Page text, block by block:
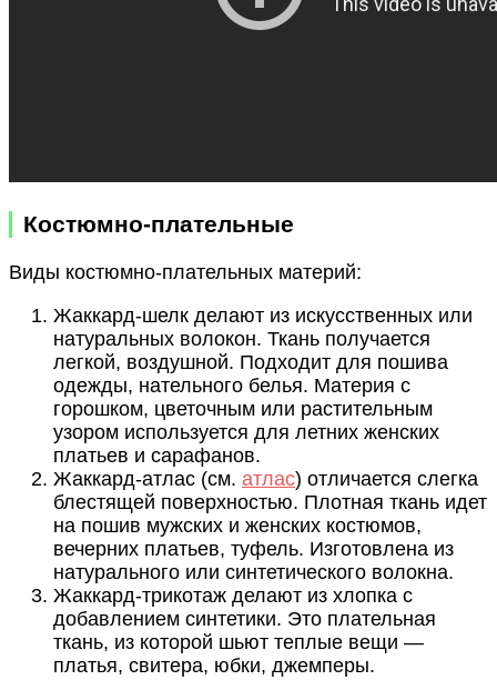
Костюмно-плательные
Виды костюмно-плательных материй:
Жаккард-шелк делают из искусственных или
натуральных волокон. Ткань получается
легкой, воздушной. Подходит для пошива
одежды, нательного белья. Материя с
горошком, цветочным или растительным
узором используется для летних женских
платьев и сарафанов.
Жаккард-атлас (см. атлас) отличается слегка
блестящей поверхностью. Плотная ткань идет
на пошив мужских и женских костюмов,
вечерних платьев, туфель. Изготовлена из
натурального или синтетического волокна.
Жаккард-трикотаж делают из хлопка с
добавлением синтетики. Это плательная
ткань, из которой шьют теплые вещи —
платья, свитера, юбки, джемперы.